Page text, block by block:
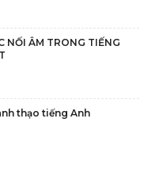
NỐI ÂM TRONG TIẾNG
thạo tiếng Anh